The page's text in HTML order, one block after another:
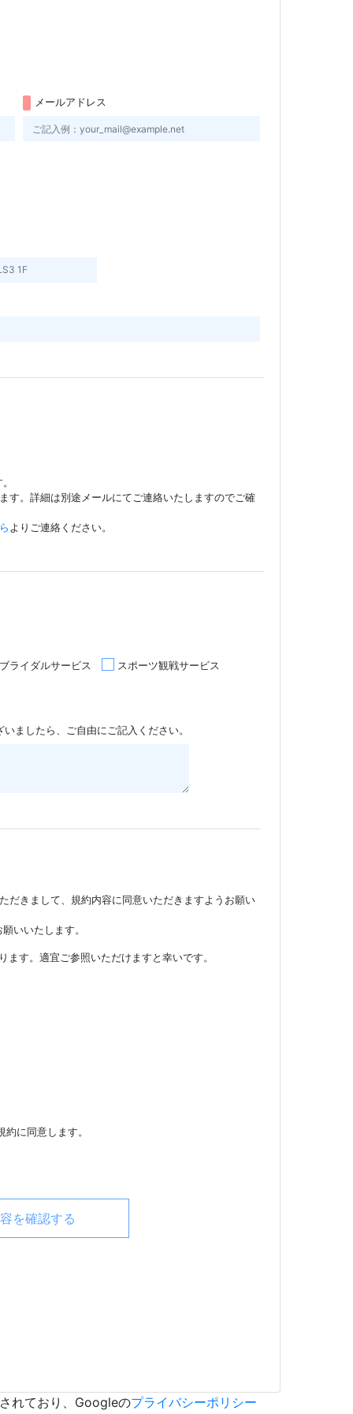
メールアドレス
す。詳細は別途メールにてご連絡いたしますのでご確
よりご連絡ください。
ライダルサービス スポーツ観戦サービス
ましたら、ご自由にご記入ください。
だきまして、規約内容に同意いただきますようお願い
いいたします。
す。適宜ご参照いただけますと幸いです。
約に同意します。
れており、Googleのプライバシーポリシー